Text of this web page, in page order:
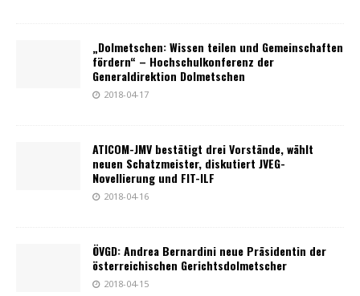
„Dolmetschen: Wissen teilen und Gemeinschaften
fördern“ – Hochschulkonferenz der
Generaldirektion Dolmetschen
2018-04-17
ATICOM-JMV bestätigt drei Vorstände, wählt
neuen Schatzmeister, diskutiert JVEG-
Novellierung und FIT-ILF
2018-04-16
ÖVGD: Andrea Bernardini neue Präsidentin der
österreichischen Gerichtsdolmetscher
2018-04-15